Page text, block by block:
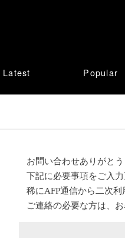
Latest Popular
お問い合わせありがとう
下記に必要事項をご入
稀にAFP通信から二次
ご連絡の必要な方は、